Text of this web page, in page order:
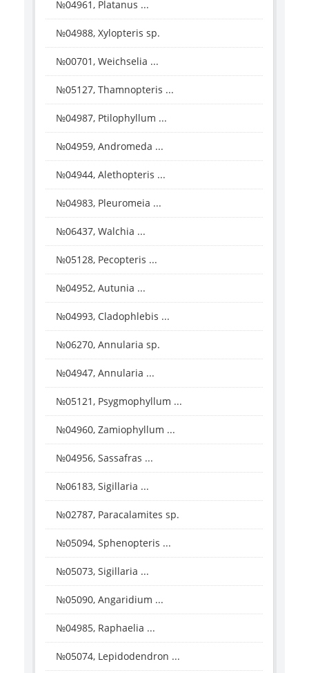
№04961, Platanus ...
№04988, Xylopteris sp.
№00701, Weichselia ...
№05127, Thamnopteris ...
№04987, Ptilophyllum ...
№04959, Andromeda ...
№04944, Alethopteris ...
№04983, Pleuromeia ...
№06437, Walchia ...
№05128, Pecopteris ...
№04952, Autunia ...
№04993, Cladophlebis ...
№06270, Annularia sp.
№04947, Annularia ...
№05121, Psygmophyllum ...
№04960, Zamiophyllum ...
№04956, Sassafras ...
№06183, Sigillaria ...
№02787, Paracalamites sp.
№05094, Sphenopteris ...
№05073, Sigillaria ...
№05090, Angaridium ...
№04985, Raphaelia ...
№05074, Lepidodendron ...